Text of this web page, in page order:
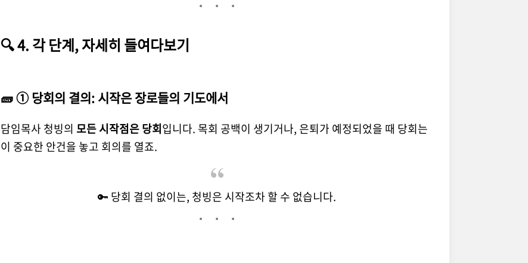
🔍 4. 각 단계, 자세히 들여다보기
🧱 ① 당회의 결의: 시작은 장로들의 기도에서
담임목사 청빙의 모든 시작점은 당회입니다. 목회 공백이 생기거나, 은퇴가 예정되었을 때 당회는
이 중요한 안건을 놓고 회의를 열죠.
🔑 당회 결의 없이는, 청빙은 시작조차 할 수 없습니다.